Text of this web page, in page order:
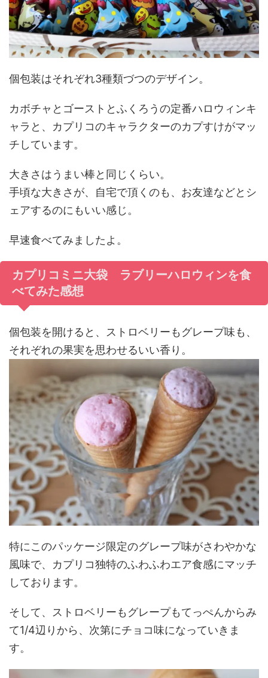
個包装はそれぞれ3種類づつのデザイン。
カボチャとゴーストとふくろうの定番ハロウィンキ
ャラと、カプリコのキャラクターのカプすけがマッ
チしています。
大きさはうまい棒と同じくらい。
手頃な大きさが、自宅で頂くのも、お友達などとシ
ェアするのにもいい感じ。
早速食べてみましたよ。
カプリコミニ大袋 ラブリーハロウィンを食
べてみた感想
個包装を開けると、ストロベリーもグレープ味も、
それぞれの果実を思わせるいい香り。
特にこのパッケージ限定のグレープ味がさわやかな
風味で、カプリコ独特のふわふわエア食感にマッチ
しております。
そして、ストロベリーもグレープもてっぺんからみ
て1/4辺りから、次第にチョコ味になっていきま
す。